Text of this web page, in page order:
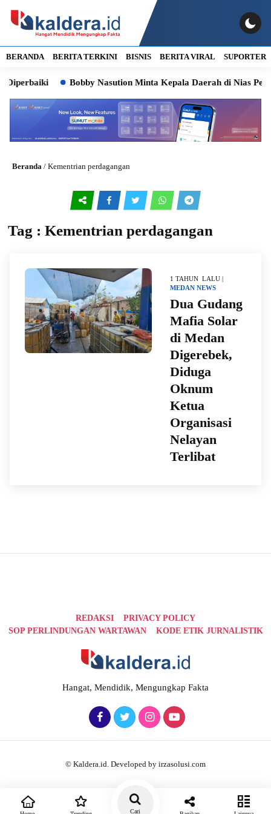
BERANDA BERITA TERKINI BISNIS BERITA VIRAL SUPORTER
Bobby Nasution Minta Kepala Daerah di Nias
Beranda / Kementrian perdagangan
Tag : Kementrian perdagangan
1 TAHUN LALU |
MEDAN NEWS
Dua Gudang
Mafia Solar
di Medan
Digerebek,
Diduga
Oknum
Ketua
Organisasi
Nelayan
Terlibat
REDAKSI
PRIVACY POLICY
SOP PERLINDUNGAN WARTAWAN
KODE ETIK JURNALISTIK
Hangat, Mendidik, Mengungkap Fakta
© Kaldera.id. Developed by irzasolusi.com
Cari